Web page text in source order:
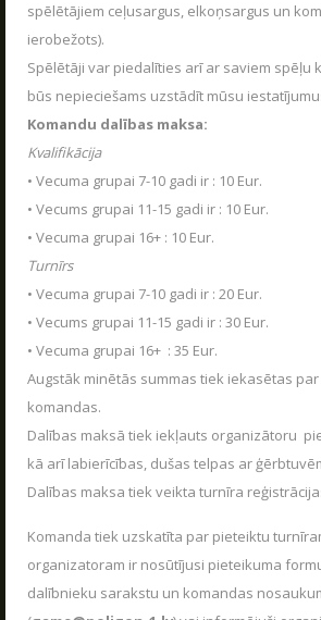
spēlētājiem ceļusargus, elkoņsargus un
ierobežots).
Spēlētāji var piedalīties arī ar saviem spēļu
būs nepieciešams uzstādīt mūsu
Komandu dalības maksa:
Kvalifikācija
• Vecuma grupai 7-10 gadi ir : 10 Eur.
• Vecums grupai 11-15 gadi ir : 10 Eur.
• Vecuma grupai 16+ : 10 Eur.
Turnīrs
• Vecuma grupai 7-10 gadi ir : 20 Eur.
• Vecums grupai 11-15 gadi ir : 30 Eur.
• Vecuma grupai 16+ : 35 Eur.
Augstāk minētās summas tiek iekasētas
komandas.
Dalības maksā tiek iekļauts organizātoru
kā arī labierīcības, dušas telpas ar
Dalības maksa tiek veikta turnīra
Komanda tiek uzskatīta par pieteiktu
organizatoram ir nosūtījusi pieteikuma
dalībnieku sarakstu un komandas
Cenas
Tuvākie pasākumi
Dāvanu kartes
Spēļu scenāriji
SKOLĒNU
08.04.2026
Jaudīgākā klases ekskursija
LASĪT
04.12.2025
Poligon 1 aktīvās atpūtas parks